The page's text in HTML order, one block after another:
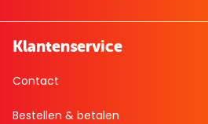
Klantenservice
Contact
Bestellen & betalen